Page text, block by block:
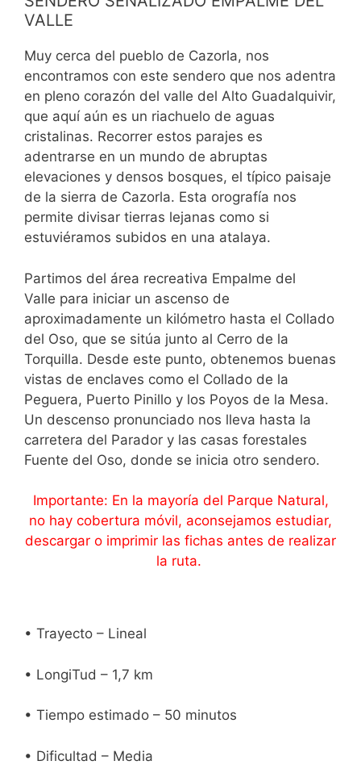
VALLE
Muy cerca del pueblo de Cazorla, nos
encontramos con este sendero que nos adentra
en pleno corazón del valle del Alto Guadalquivir,
que aquí aún es un riachuelo de aguas
cristalinas. Recorrer estos parajes es
adentrarse en un mundo de abruptas
elevaciones y densos bosques, el típico paisaje
de la sierra de Cazorla. Esta orografía nos
permite divisar tierras lejanas como si
estuviéramos subidos en una atalaya.
Partimos del área recreativa Empalme del
Valle para iniciar un ascenso de
aproximadamente un kilómetro hasta el Collado
del Oso, que se sitúa junto al Cerro de la
Torquilla. Desde este punto, obtenemos buenas
vistas de enclaves como el Collado de la
Peguera, Puerto Pinillo y los Poyos de la Mesa.
Un descenso pronunciado nos lleva hasta la
carretera del Parador y las casas forestales
Fuente del Oso, donde se inicia otro sendero.
Importante: En la mayoría del Parque Natural,
no hay cobertura móvil, aconsejamos estudiar,
descargar o imprimir las fichas antes de realizar
la ruta.
• Trayecto – Lineal
• LongiTud – 1,7 km
• Tiempo estimado – 50 minutos
• Dificultad – Media